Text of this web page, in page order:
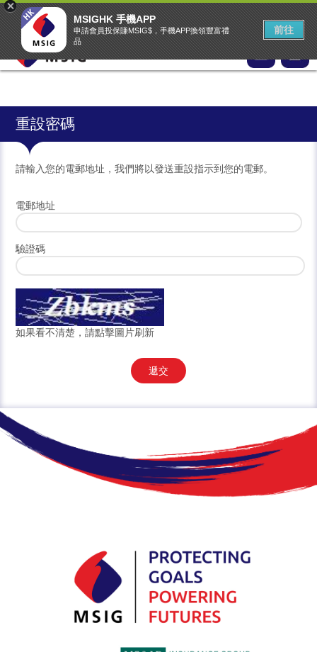
MSIG網上投保網站 MSIG首頁 EASY Claims 中文 ▾
重設密碼
請輸入您的電郵地址，我們將以發送重設指示到您的電郵。
電郵地址
驗證碼
如果看不清楚，請點擊圖片刷新
遞交
MSIGHK 手機APP
申請會員投保賺MSIG$，手機APP換領豐富禮
品
前往